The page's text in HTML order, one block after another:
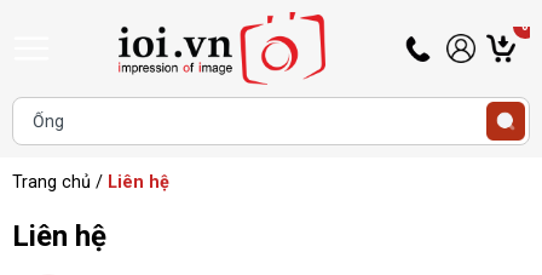
Hotline
0345
433
Tài
khoản
Khách
0
Trang chủ / Liên hệ
Liên hệ